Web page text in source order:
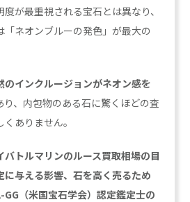
が最重視される宝石とは異なり、
「ネオンブルーの発色」が最大の
のインクルージョンがネオン感を
り、内包物のある石に驚くほどの査
ありません。
バトルマリンのルース買取相場の目
に与える影響、石を高く売るため
GG（米国宝石学会）認定鑑定士の